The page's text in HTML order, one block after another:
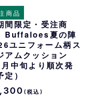
商品
間限定・受注商
Buffaloes夏の陣
ユニフォーム柄ス
アムクッション
月中旬より順次発
定）
(税込)